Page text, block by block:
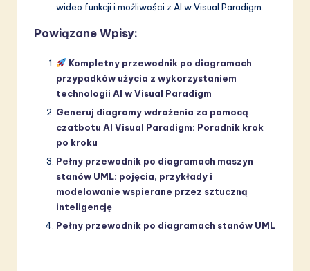
wideo funkcji i możliwości z AI w Visual Paradigm.
Powiązane Wpisy:
Kompletny przewodnik po diagramach
przypadków użycia z wykorzystaniem
technologii AI w Visual Paradigm
Generuj diagramy wdrożenia za pomocą
czatbotu AI Visual Paradigm: Poradnik krok
po kroku
Pełny przewodnik po diagramach maszyn
stanów UML: pojęcia, przykłady i
modelowanie wspierane przez sztuczną
inteligencję
Pełny przewodnik po diagramach stanów UML